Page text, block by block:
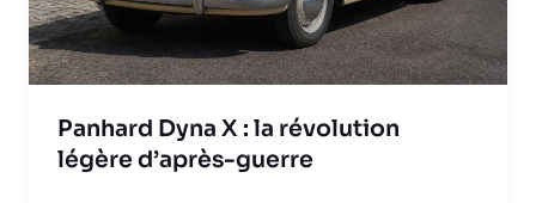
Panhard Dyna X : la révolution
légère d’après-guerre